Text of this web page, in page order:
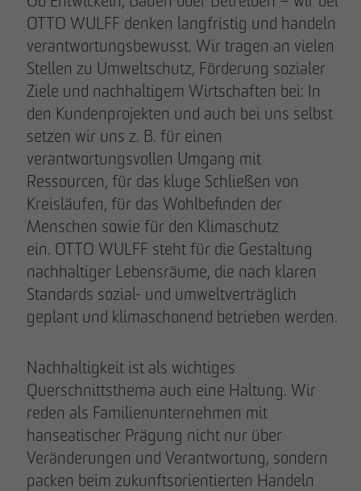
OTTO WULFF denken langfristig und handeln
verantwortungsbewusst. Wir tragen an vielen
Stellen zu Umweltschutz, Förderung sozialer
Ziele und nachhaltigem Wirtschaften bei: In
den Kundenprojekten und auch bei uns selbst
setzen wir uns z. B. für einen
verantwortungsvollen Umgang mit
Ressourcen, für das kluge Schließen von
Kreisläufen, für das Wohlbefinden der
Menschen sowie für den Klimaschutz
ein. OTTO WULFF steht für die Gestaltung
nachhaltiger Lebensräume, die nach klaren
Standards sozial- und umweltverträglich
geplant und klimaschonend betrieben werden.
Nachhaltigkeit ist als wichtiges
Querschnittsthema auch eine Haltung. Wir
reden als Familienunternehmen mit
hanseatischer Prägung nicht nur über
Veränderungen und Verantwortung, sondern
packen beim zukunftsorientierten Handeln